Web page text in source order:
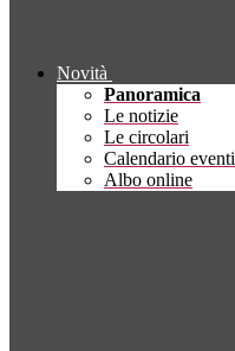
Novità
Panoramica
Le notizie
Le circolari
Calendario eventi
Albo online